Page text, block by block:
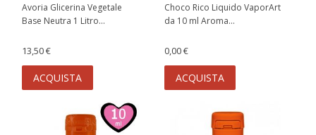
Avoria Glicerina Vegetale
Base Neutra 1 Litro...
13,50 €
ACQUISTA
Choco Rico Liquido VaporArt
da 10 ml Aroma...
0,00 €
ACQUISTA